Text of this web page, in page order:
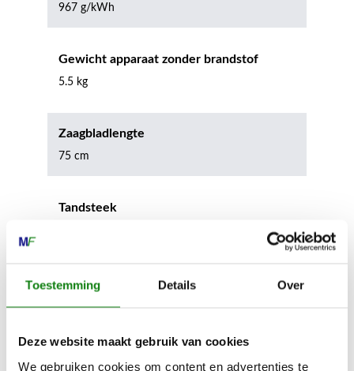
Toestemming Details Over
Deze website maakt gebruik van cookies
We gebruiken cookies om content en advertenties te
967 g/kWh
Gewicht apparaat zonder brandstof
5.5 kg
Zaagbladlengte
75 cm
Tandsteek
Apparaatlengte met mes
135 cm